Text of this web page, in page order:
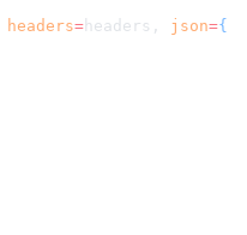
headers= headers , json={